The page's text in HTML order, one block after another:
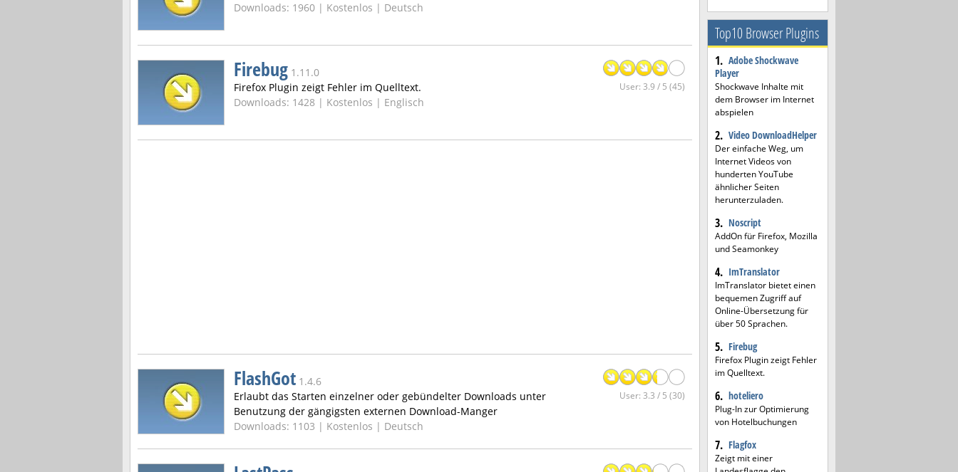
Downloads: 1960 | Kostenlos | Deutsch
Firebug 1.11.0
Firefox Plugin zeigt Fehler im Quelltext.
Downloads: 1428 | Kostenlos | Englisch
User: 3.9 / 5 (45)
FlashGot 1.4.6
Erlaubt das Starten einzelner oder gebündelter Downloads unter
Benutzung der gängigsten externen Download-Manger
Downloads: 1103 | Kostenlos | Deutsch
User: 3.3 / 5 (30)
Top10 Browser Plugins
1. Adobe Shockwave
Player
Shockwave Inhalte mit
dem Browser im Internet
abspielen
2. Video DownloadHelper
Der einfache Weg, um
Internet Videos von
hunderten YouTube
ähnlicher Seiten
herunterzuladen.
3. Noscript
AddOn für Firefox, Mozilla
und Seamonkey
4. ImTranslator
ImTranslator bietet einen
bequemen Zugriff auf
Online-Übersetzung für
über 50 Sprachen.
5. Firebug
Firefox Plugin zeigt Fehler
im Quelltext.
6. hoteliero
Plug-In zur Optimierung
von Hotelbuchungen
7. Flagfox
Zeigt mit einer